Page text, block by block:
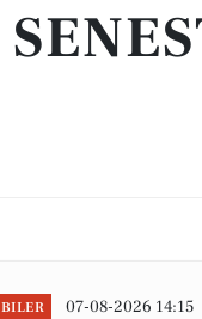
BILER 07-08-2026 14:15